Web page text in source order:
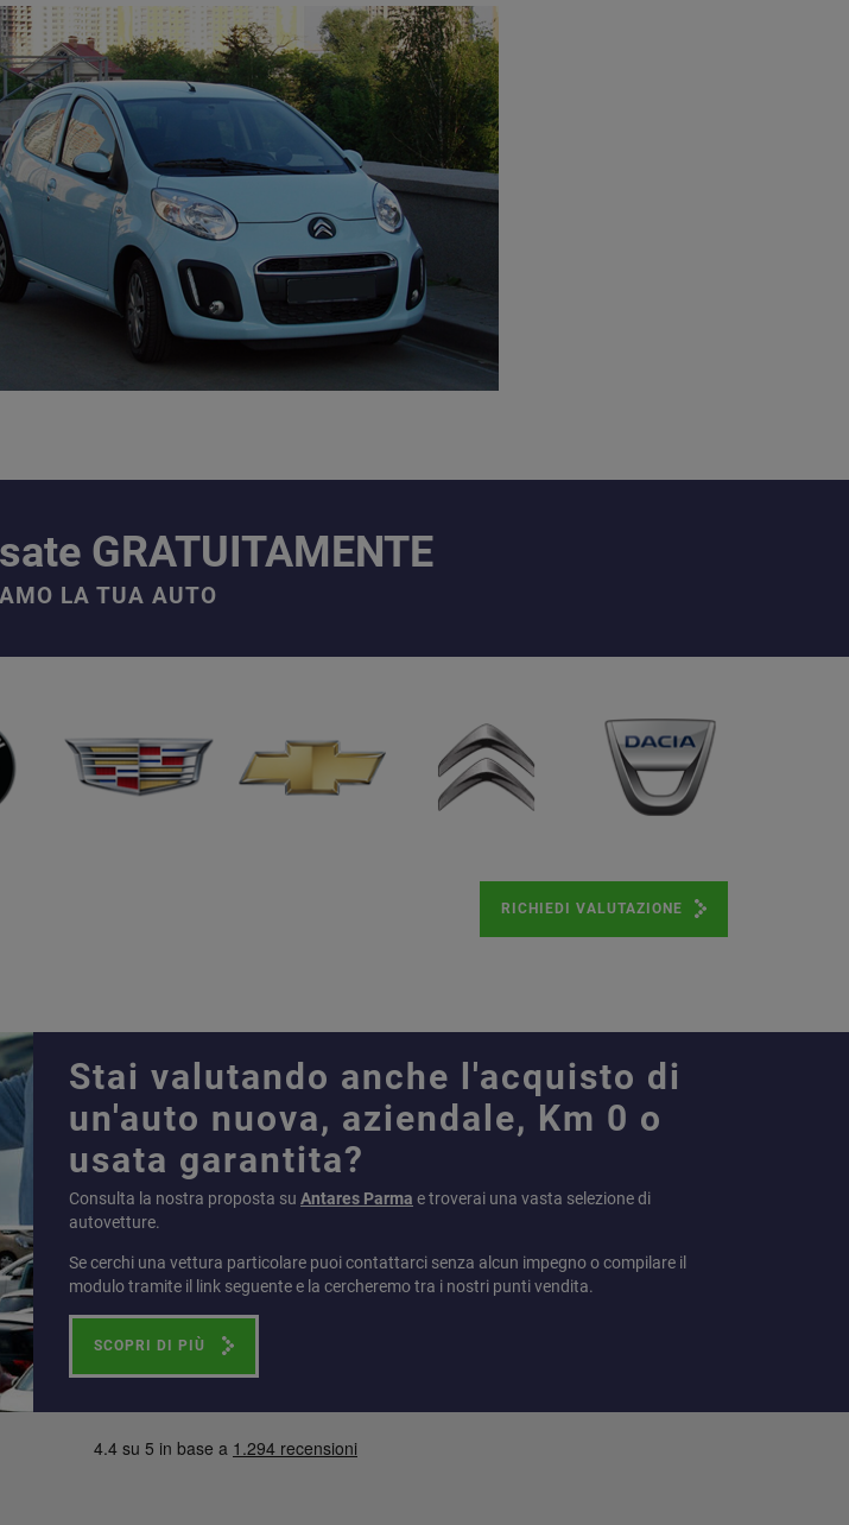
GRATUITAMENTE
LA TUA AUTO
RICHIEDI VALUTAZIONE
Stai valutando anche l'acquisto di
un'auto nuova, aziendale, Km 0 o
usata garantita?
Consulta la nostra proposta su Antares Parma e troverai una vasta selezione di
autovetture.
Se cerchi una vettura particolare puoi contattarci senza alcun impegno o compilare il
modulo tramite il link seguente e la cercheremo tra i nostri punti vendita.
SCOPRI DI PIÙ